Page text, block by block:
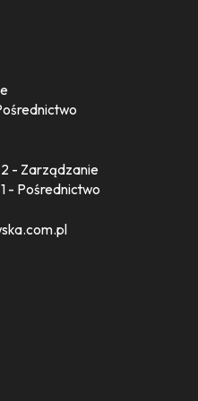
2 - Zarządzanie
- Pośrednictwo